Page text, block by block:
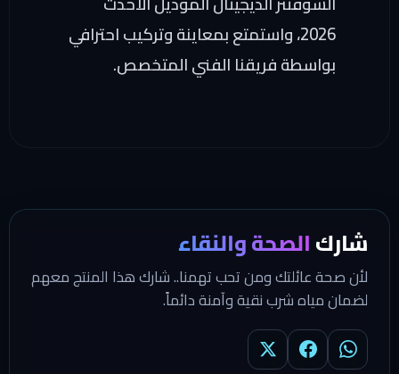
2026، واستمتع بمعاينة وتركيب احترافي
بواسطة فريقنا الفني المتخصص.
شاركالصحة والنقاء
لأن صحة عائلتك ومن تحب تهمنا.. شارك هذا المنتج معهم
لضمان مياه شرب نقية وآمنة دائماً.